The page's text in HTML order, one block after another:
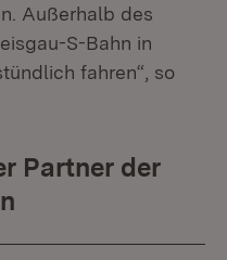
Außerhalb des
S-Bahn in
fahren“, so
Partner der